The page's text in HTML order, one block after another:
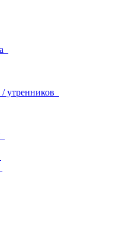
утренников